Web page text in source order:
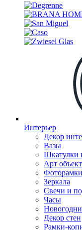
Интерьер
Декор
Вазы
Шкатулки
Арт
Зеркала
Свечи и
Часы
Декор стен
Рамки-